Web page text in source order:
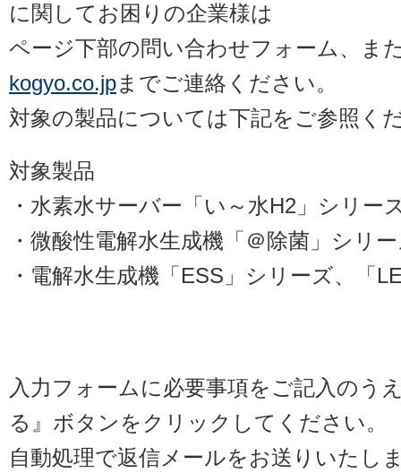
に関してお困りの企業様は
ページ下部の問い合わせフォーム、ま
kogyo.co.jpまでご連絡ください。
対象の製品については下記をご参照く
対象製品
・水素水サーバー「い～水H2」シリー
・微酸性電解水生成機「＠除菌」シリ
・電解水生成機「ESS」シリーズ、「
入力フォームに必要事項をご記入のう
る』ボタンをクリックしてください。
自動処理で返信メールをお送りいたし